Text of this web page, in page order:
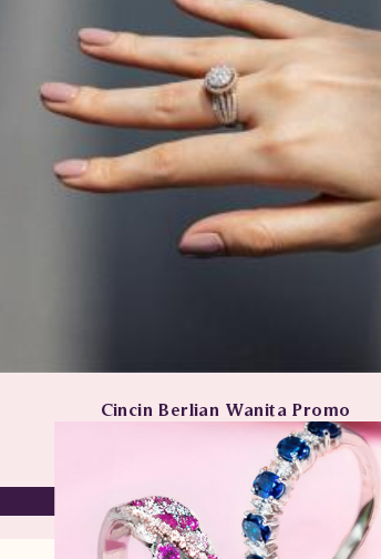
Cincin Berlian Wanita Promo
Perhiasan Berlian / Cincin Berlian
59,000,000
29,500,000